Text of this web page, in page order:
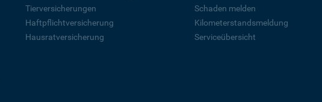
Tierversicherungen
Haftpflichtversicherung
Hausratversicherung
Schaden melden
Kilometerstandsmeldung
Serviceübersicht